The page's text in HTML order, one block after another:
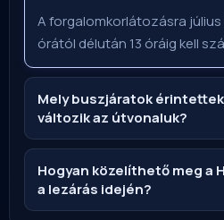
A forgalomkorlátozásra július
órától délután 13 óráig kell
Mely buszjáratok
változik az útvonaluk?
Hogyan közelíthető meg a
a lezárás idején?